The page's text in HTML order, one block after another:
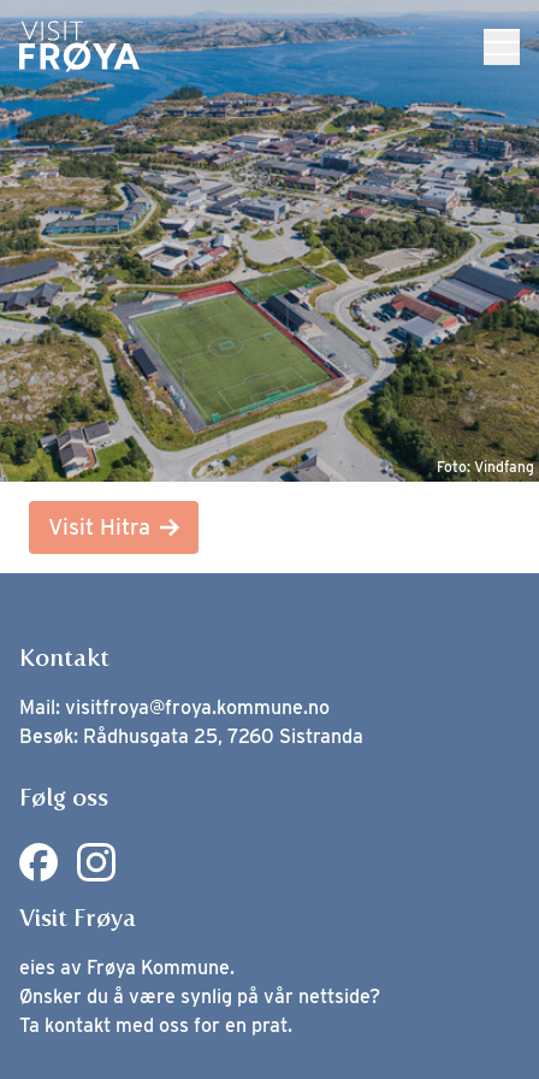
Foto: Vindfang
Visit Hitra
Kontakt
Mail: visitfroya@froya.kommune.no
Besøk: Rådhusgata 25, 7260 Sistranda
Følg oss
Visit Frøya
eies av Frøya Kommune.
Ønsker du å være synlig på vår nettside?
Ta kontakt med oss for en prat.